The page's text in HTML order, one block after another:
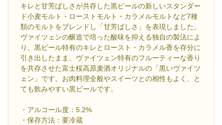
キレと甘芳ばしさが共存した黒ビールの新しいスタンダー
ド小麦モルト・ローストモルト・カラメルモルトなど7種
類のモルトをブレンドし「甘芳ばしさ」を表現しました。
ヴァイツェンの醸造で培った酸味を抑える独自の製法によ
り、黒ビール特有のキレとロースト・カラメル香を存分に
引き出したまま、ヴァイツェン特有のフルーティーな香り
を共存させた富士桜高原麦酒オリジナルの「黒いヴァイツ
ェン」です。お肉料理全般やスイーツとの相性もよく、と
ても飲みやすい黒ビールです。
・アルコール度：5.2%
・保存方法：要冷蔵